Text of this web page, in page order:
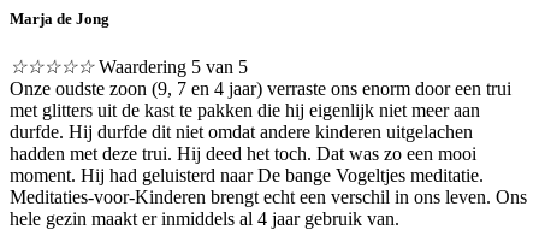
Marja de Jong
☆☆☆☆☆ Waardering 5 van 5
Onze oudste zoon (9, 7 en 4 jaar) verraste ons enorm door een trui
met glitters uit de kast te pakken die hij eigenlijk niet meer aan
durfde. Hij durfde dit niet omdat andere kinderen uitgelachen
hadden met deze trui. Hij deed het toch. Dat was zo een mooi
moment. Hij had geluisterd naar De bange Vogeltjes meditatie.
Meditaties-voor-Kinderen brengt echt een verschil in ons leven. Ons
hele gezin maakt er inmiddels al 4 jaar gebruik van.